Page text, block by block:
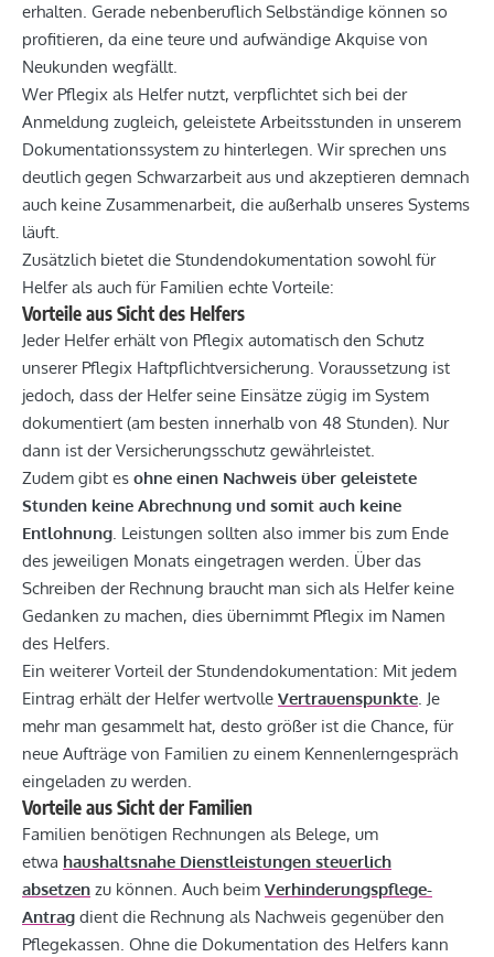
erhalten. Gerade nebenberuflich Selbständige können so
profitieren, da eine teure und aufwändige Akquise von
Neukunden wegfällt.
Wer Pflegix als Helfer nutzt, verpflichtet sich bei der
Anmeldung zugleich, geleistete Arbeitsstunden in unserem
Dokumentationssystem zu hinterlegen. Wir sprechen uns
deutlich gegen Schwarzarbeit aus und akzeptieren demnach
auch keine Zusammenarbeit, die außerhalb unseres Systems
läuft.
Zusätzlich bietet die Stundendokumentation sowohl für
Helfer als auch für Familien echte Vorteile:
Vorteile aus Sicht des Helfers
Jeder Helfer erhält von Pflegix automatisch den Schutz
unserer Pflegix Haftpflichtversicherung. Voraussetzung ist
jedoch, dass der Helfer seine Einsätze zügig im System
dokumentiert (am besten innerhalb von 48 Stunden). Nur
dann ist der Versicherungsschutz gewährleistet.
Zudem gibt es ohne einen Nachweis über geleistete
Stunden keine Abrechnung und somit auch keine
Entlohnung. Leistungen sollten also immer bis zum Ende
des jeweiligen Monats eingetragen werden. Über das
Schreiben der Rechnung braucht man sich als Helfer keine
Gedanken zu machen, dies übernimmt Pflegix im Namen
des Helfers.
Ein weiterer Vorteil der Stundendokumentation: Mit jedem
Eintrag erhält der Helfer wertvolle Vertrauenspunkte. Je
mehr man gesammelt hat, desto größer ist die Chance, für
neue Aufträge von Familien zu einem Kennenlerngespräch
eingeladen zu werden.
Vorteile aus Sicht der Familien
Familien benötigen Rechnungen als Belege, um
etwa haushaltsnahe Dienstleistungen steuerlich
absetzen zu können. Auch beim Verhinderungspflege-
Antrag dient die Rechnung als Nachweis gegenüber den
Pflegekassen. Ohne die Dokumentation des Helfers kann